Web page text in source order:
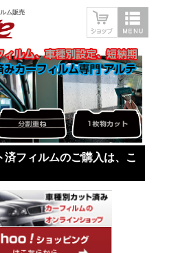
ム販売
済フィルムのご購入は、こ